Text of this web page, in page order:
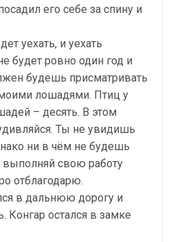
его себе за спину и
уехать, и уехать
будет ровно один год и
будешь присматривать
лошадями. Птиц у
– десять. В этом
Ты не увидишь
ни в чём не будешь
выполняй свою работу
отблагодарю.
в дальнюю дорогу и
Конгар остался в замке